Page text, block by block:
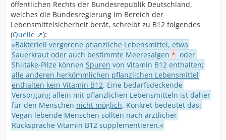
öffentlichen Rechts der Bundesrepublik Deutschland,
welches die Bundesregierung im Bereich der
Lebensmittelsicherheit berät, schreibt zu B12 folgendes
(Quelle
):
»Bakteriell vergorene pflanzliche Lebensmittel, etwa
Sauerkraut oder auch bestimmte Meeresalgen * oder
Shiitake-Pilze könnenSpuren von Vitamin B12 enthalten;
alle anderen herkömmlichen pflanzlichen Lebensmittel
enthalten kein Vitamin B12. Eine bedarfsdeckende
Versorgung allein mit pflanzlichen Lebensmitteln ist daher
für den Menschen nicht möglich. Konkret bedeutet das:
Vegan lebende Menschen sollten nach ärztlicher
Rücksprache Vitamin B12 supplementieren.«